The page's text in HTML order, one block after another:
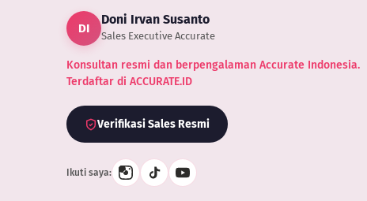
DI
Doni Irvan Susanto
Sales Executive Accurate
Konsultan resmi dan berpengalaman Accurate Indonesia.
Terdaftar di ACCURATE.ID
Verifikasi Sales Resmi
Ikuti saya: